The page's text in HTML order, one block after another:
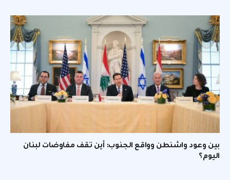
بين وعود واشنطن وواقع الجنوب: أين تقف مفاوضات لبنان
اليوم؟